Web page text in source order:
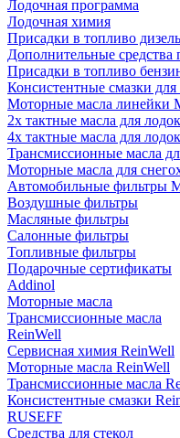
Лодочная программа
Лодочная химия
Присадки в топливо
Дополнительные средства
Присадки в топливо
Консистентные смазки для
Моторные масла линейки
2х тактные масла для лодок
4х тактные масла для лодок
Трансмиссионные масла
Моторные масла для
Автомобильные фильтры
Воздушные фильтры
Масляные фильтры
Салонные фильтры
Топливные фильтры
Подарочные сертификаты
Addinol
Моторные масла
Трансмиссионные масла
ReinWell
Сервисная химия ReinWell
Моторные масла ReinWell
Трансмиссионные масла
Консистентные смазки
RUSEFF
Средства для стекол